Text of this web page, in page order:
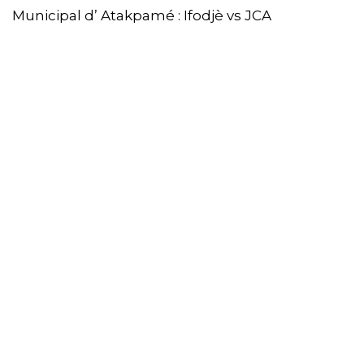
Municipal d’ Atakpamé : Ifodjè vs JCA